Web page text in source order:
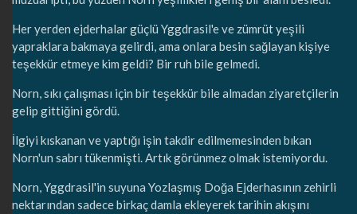
Her yerden ejderhalar güçlü Yggdrasil'e ve zümrüt yeşili
yapraklara bakmaya gelirdi, ama onlara besin sağlayan kişiye
teşekkür etmeye kim geldi? Bir ruh bile gelmedi.
Norn, sıkı çalışması için bir teşekkür bile almadan ziyaretçilerin
gelip gittiğini gördü.
İlgiyi kıskanan ve yaptığı işin takdir edilmemesinden bıkan
Norn'un sabrı tükenmişti. Artık görünmez olmak istemiyordu.
Norn, Yggdrasil'in suyuna Yozlaşmış Doğa Ejderhasının zehirli
nektarından sadece birkaç damla ekleyerek tarihin akışını